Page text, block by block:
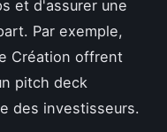
et d'assurer une
Par exemple,
Création offrent
pitch deck
des investisseurs.